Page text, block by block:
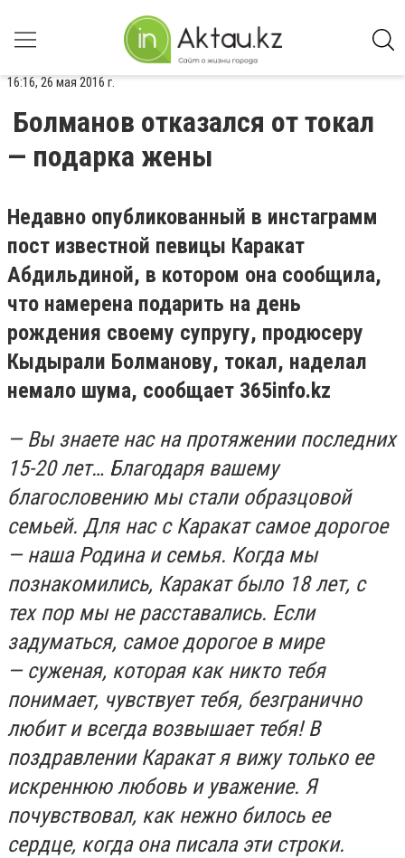
16:16, 26 мая 2016 г.
Болманов отказался от токал
— подарка жены
Недавно опубликованный в инстаграмм
пост известной певицы Каракат
Абдильдиной, в котором она сообщила,
что намерена подарить на день
рождения своему супругу, продюсеру
Кыдырали Болманову, токал, наделал
немало шума, сообщает 365info.kz
— Вы знаете нас на протяжении последних
15-20 лет… Благодаря вашему
благословению мы стали образцовой
семьей. Для нас с Каракат самое дорогое
— наша Родина и семья. Когда мы
познакомились, Каракат было 18 лет, с
тех пор мы не расставались. Если
задуматься, самое дорогое в мире
— суженая, которая как никто тебя
понимает, чувствует тебя, безгранично
любит и всегда возвышает тебя! В
поздравлении Каракат я вижу только ее
искреннюю любовь и уважение. Я
почувствовал, как нежно билось ее
сердце, когда она писала эти строки.